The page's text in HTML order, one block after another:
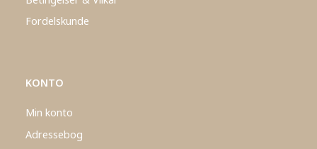
Fordelskunde
KONTO
Min konto
Adressebog